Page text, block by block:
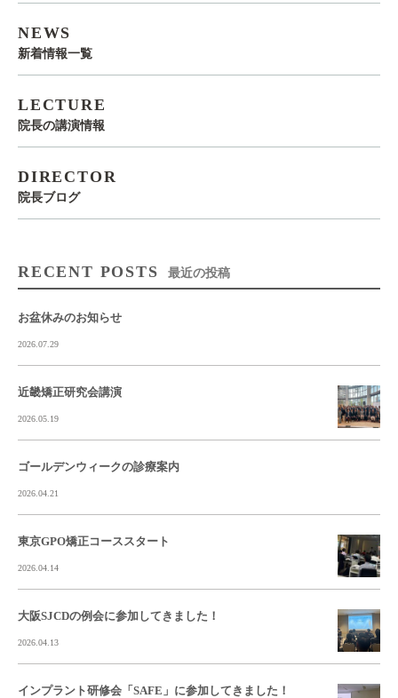
NEWS
新着情報一覧
LECTURE
院長の講演情報
DIRECTOR
院長ブログ
RECENT POSTS 最近の投稿
お盆休みのお知らせ
2026.07.29
近畿矯正研究会講演
2026.05.19
ゴールデンウィークの診療案内
2026.04.21
東京GPO矯正コーススタート
2026.04.14
大阪SJCDの例会に参加してきました！
2026.04.13
インプラント研修会「SAFE」に参加してきました！